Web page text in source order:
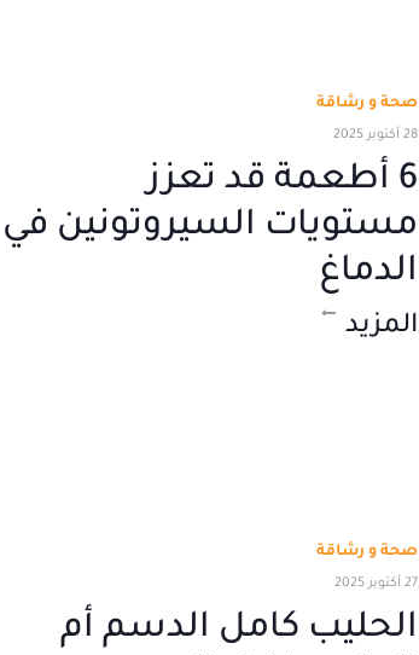
صحة و رشاقة
28 أكتوبر 2025
6 أطعمة قد تعزز
مستويات السيروتونين في
الدماغ
المزيد
صحة و رشاقة
27 أكتوبر 2025
الحليب كامل الدسم أم